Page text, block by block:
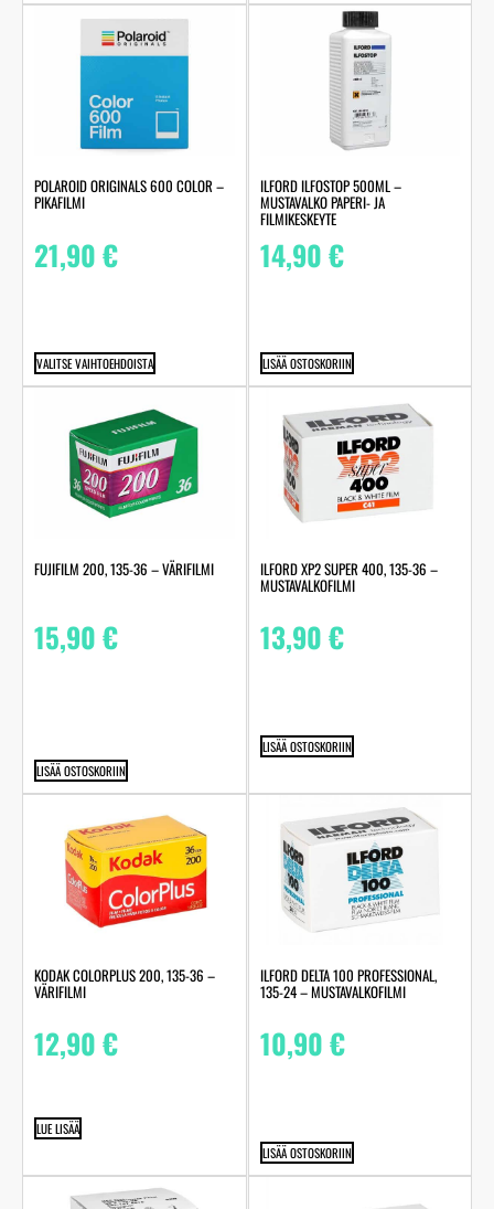
POLAROID ORIGINALS 600 COLOR –
PIKAFILMI
21,90€
VALITSE VAIHTOEHDOISTA
ILFORD ILFOSTOP 500ML –
MUSTAVALKO PAPERI- JA
FILMIKESKEYTE
14,90€
LISÄÄ OSTOSKORIIN
FUJIFILM 200, 135-36 – VÄRIFILMI
15,90€
LISÄÄ OSTOSKORIIN
ILFORD XP2 SUPER 400, 135-36 –
MUSTAVALKOFILMI
13,90€
LISÄÄ OSTOSKORIIN
KODAK COLORPLUS 200, 135-36 –
VÄRIFILMI
12,90€
LUE LISÄÄ
ILFORD DELTA 100 PROFESSIONAL,
135-24 – MUSTAVALKOFILMI
10,90€
LISÄÄ OSTOSKORIIN